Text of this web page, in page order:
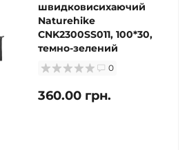
швидковисихаючий
Naturehike
CNK2300SS011, 100*30,
темно-зелений
0
360.00 грн.